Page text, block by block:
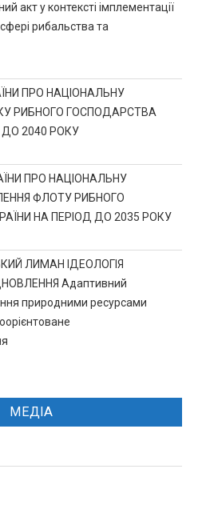
акт у контексті імплементації
рибальства та
ПРО НАЦІОНАЛЬНУ
РИБНОГО ГОСПОДАРСТВА
ДО 2040 РОКУ
ПРО НАЦІОНАЛЬНУ
ФЛОТУ РИБНОГО
НА ПЕРІОД ДО 2035 РОКУ
ЛИМАН ІДЕОЛОГІЯ
Адаптивний
природними ресурсами
МЕДІА